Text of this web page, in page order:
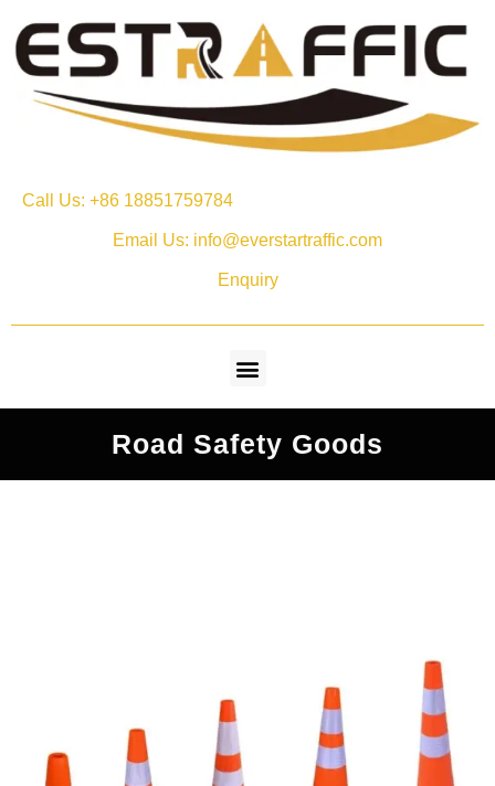
Call Us: +86 18851759784
Email Us: info@everstartraffic.com
Enquiry
Road Safety Goods